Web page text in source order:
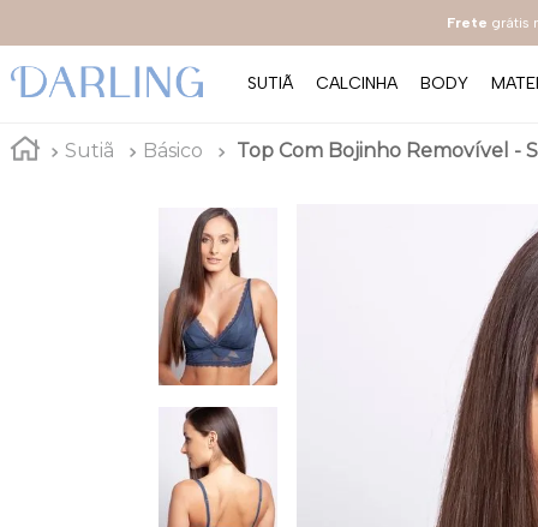
Frete grátis
SUTIÃ CALCINHA BODY
Sutiã Básico Top Com Bojinho Removível -